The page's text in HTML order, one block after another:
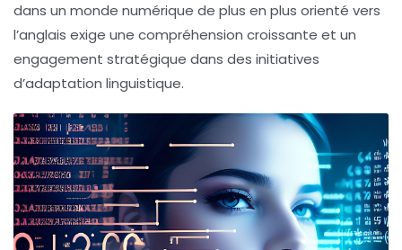
dans un monde numérique de plus en plus orienté vers
l’anglais exige une compréhension croissante et un
engagement stratégique dans des initiatives
d’adaptation linguistique.